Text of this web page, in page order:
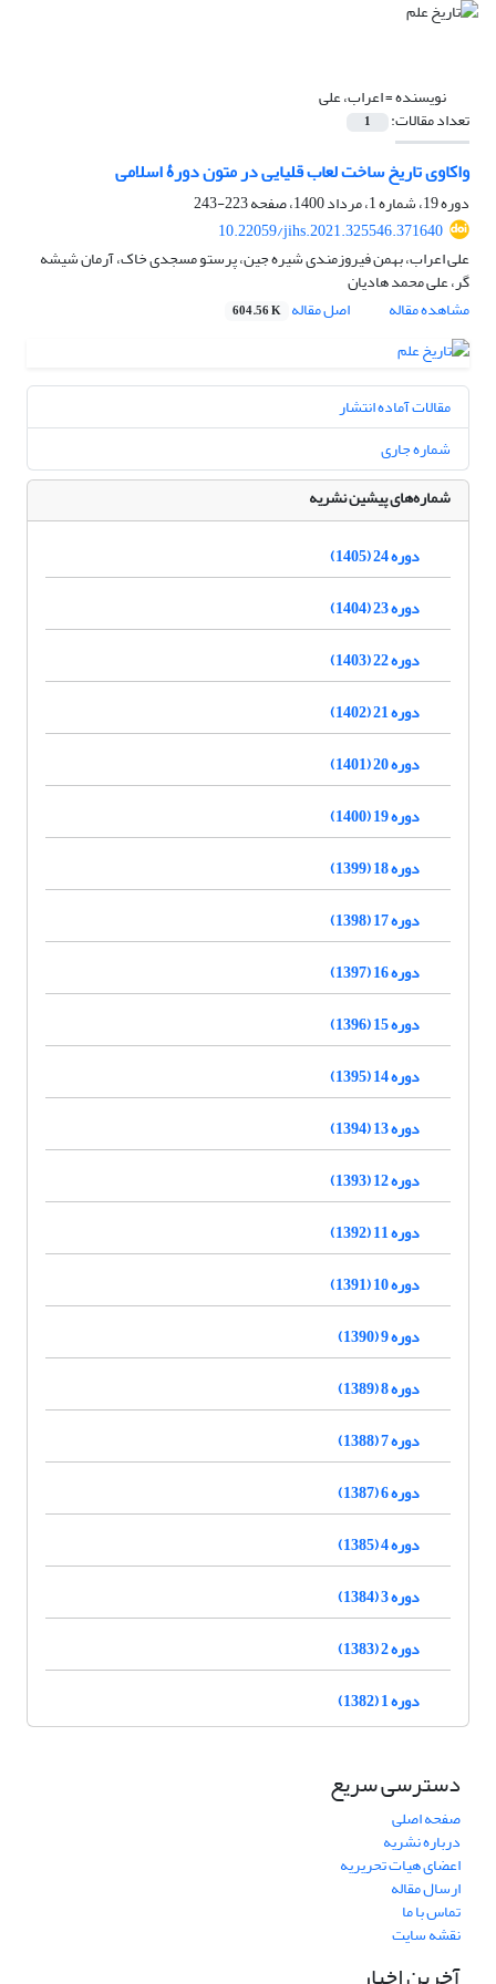
نویسنده =اعراب، علی
تعداد مقالات: 1
واکاوی تاریخ ساخت لعاب قلیایی در متون دورۀ اسلامی
دوره 19، شماره 1، مرداد 1400، صفحه
223-243
10.22059/jihs.2021.325546.371640
علی اعراب، بهمن فیروزمندی شیره جین، پرستو مسجدی خاک، آرمان شیشه
گر، علی محمد هادیان
مشاهده مقاله
اصل مقاله 604.56 K
مقالات آماده انتشار
شماره جاری
شماره‌های پیشین نشریه
دوره 24 (1405)
دوره 23 (1404)
دوره 22 (1403)
دوره 21 (1402)
دوره 20 (1401)
دوره 19 (1400)
دوره 18 (1399)
دوره 17 (1398)
دوره 16 (1397)
دوره 15 (1396)
دوره 14 (1395)
دوره 13 (1394)
دوره 12 (1393)
دوره 11 (1392)
دوره 10 (1391)
دوره 9 (1390)
دوره 8 (1389)
دوره 7 (1388)
دوره 6 (1387)
دوره 4 (1385)
دوره 3 (1384)
دوره 2 (1383)
دوره 1 (1382)
دسترسی سریع
صفحه اصلی
درباره نشریه
اعضای هیات تحریریه
ارسال مقاله
تماس با ما
نقشه سایت